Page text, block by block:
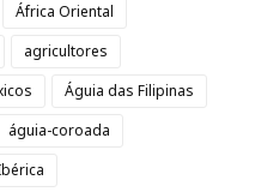
África Oriental
agricultores
Águia das Filipinas
águia-coroada